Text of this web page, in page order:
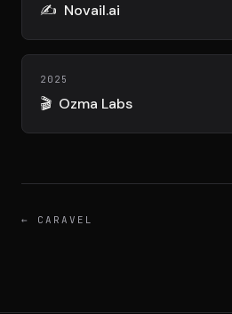
VENTURE ARTISAN & STUDIO
DIMA
✍️ Novail.ai
2025
🎬 Ozma Labs
← CARAVEL